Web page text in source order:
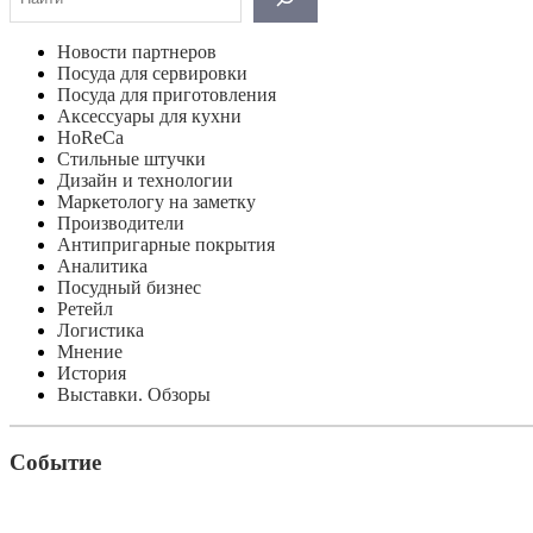
Новости партнеров
Посуда для сервировки
Посуда для приготовления
Аксессуары для кухни
HoReCa
Стильные штучки
Дизайн и технологии
Маркетологу на заметку
Производители
Антипригарные покрытия
Аналитика
Посудный бизнес
Ретейл
Логистика
Мнение
История
Выставки. Обзоры
Событие